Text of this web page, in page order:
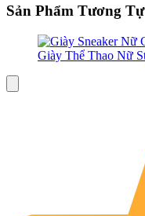
Sản Phẩm Tương Tự